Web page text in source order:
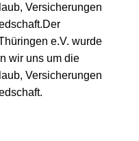
Versicherungen
e.V. wurde
wir uns um die
Versicherungen